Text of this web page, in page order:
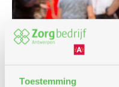
Toestemming